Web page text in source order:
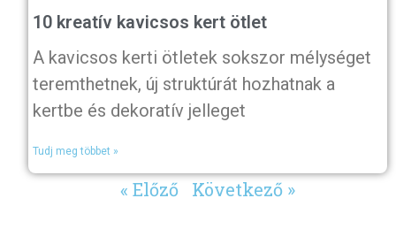
10 kreatív kavicsos kert ötlet
A kavicsos kerti ötletek sokszor mélységet
teremthetnek, új struktúrát hozhatnak a
kertbe és dekoratív jelleget
Tudj meg többet »
« Előző Következő »